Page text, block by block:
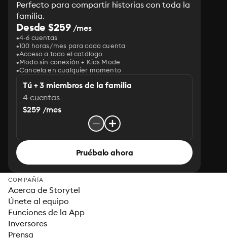
Perfecto para compartir historias con toda la
familia.
Desde $259/mes
4-6 cuentas
100 horas/mes para cada cuenta
Acceso a todo el catálogo
Modo sin conexión + Kids Mode
Cancela en cualquier momento
Tú + 3 miembros de la familia
4 cuentas
$259 /mes
Pruébalo ahora
COMPAÑÍA
Acerca de Storytel
Únete al equipo
Funciones de la App
Inversores
Prensa